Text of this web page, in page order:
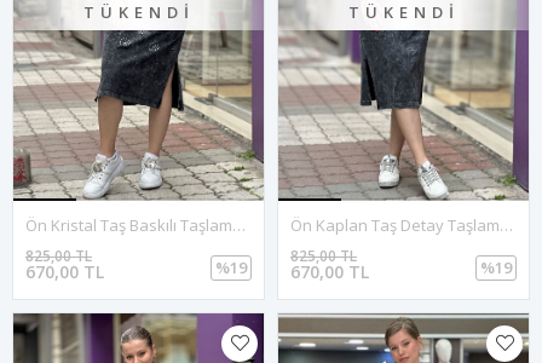
TÜKENDI
Ön Kristal Taş Baskılı Taşlamalı Yırtmaçlı Elbise-Füme
670,00 TL
825,00 TL
%19
TÜKENDI
Ön Kaplan Taş Detay Taşlamalı Yırtmaçlı Elbise-Füme
670,00 TL
825,00 TL
%19